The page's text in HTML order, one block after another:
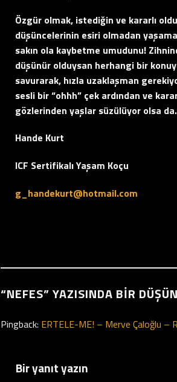
Özgür olmak, istediğin ve kararlı
düşüncelerinin esiri olmadan
sakın ola kaybetme umudunu!
düşünür olduysan herhangi bir
savurarak, hızla uzaklaşman
sesli bir “ohhh” çek ardından ve
gözlerinden yaşlar süzülüyor olsa
Hande Kurt
ICF Sertifikalı Yaşam Koçu
g_handekurt@hotmail.com
“NEFES” YAZISINDA BIR
Pingback: ERTELE-ME! – Merve Çaloğlu –
Bir yanıt yazın